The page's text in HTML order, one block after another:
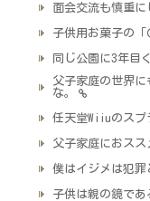
面会交流も慎重
子供用お菓子の「
同じ公園に3年目
父子家庭の世界
な。
任天堂Wiiuのスプ
父子家庭におス
僕はイジメは犯罪
子供は親の鏡であ